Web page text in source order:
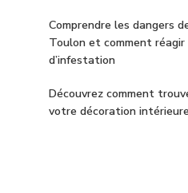
Comprendre les dangers
Toulon et comment réagir
d’infestation
Découvrez comment
votre décoration intérieure